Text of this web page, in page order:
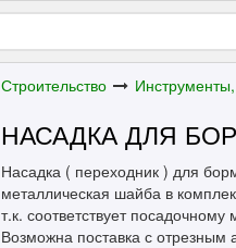
Строительство
НАСАДКА ДЛЯ
Насадка ( переходник ) для
металлическая шайба в
т.к. соответствует
Возможна поставка с